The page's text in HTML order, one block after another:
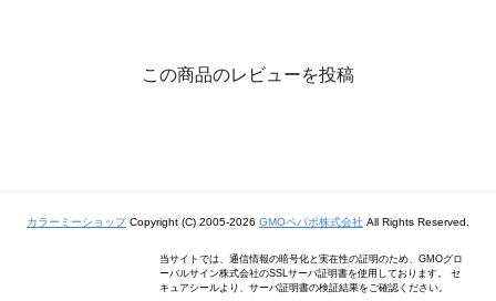
この商品のレビューを投稿
カラーミーショップCopyright (C) 2005-2026 GMOペパボ株式会社 All Rights Reserved.
当サイトでは、通信情報の暗号化と実在性の証明のため、GMOグロ
ーバルサイン株式会社のSSLサーバ証明書を使用しております。 セ
キュアシールより、サーバ証明書の検証結果をご確認ください。